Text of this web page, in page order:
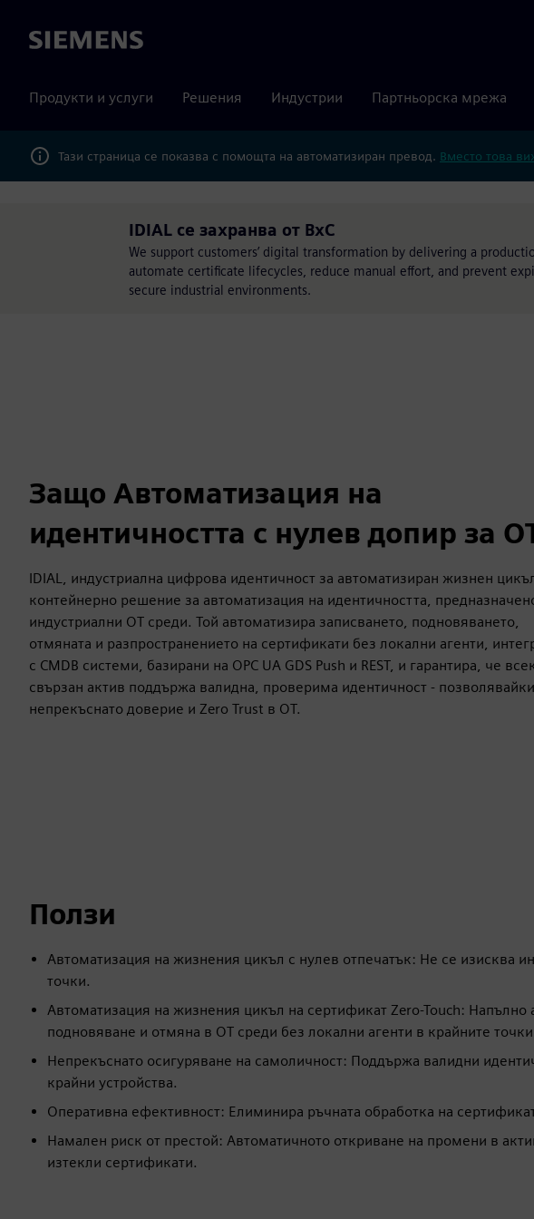
Siemens
Продукти и услуги Решения Индустрии Партньорска мрежа
Тази страница се показва с помощта на автоматизиран превод. Вместо това
IDIAL се захранва от BxC
We support customers’ digital transformation by delivering a
automate certificate lifecycles, reduce manual effort, and prevent
secure industrial environments.
Защо Автоматизация на
идентичността с нулев допир за
IDIAL, индустриална цифрова идентичност за автоматизиран жизнен
контейнерно решение за автоматизация на идентичността,
индустриални OT среди. Той автоматизира записването, подновяването,
отмяната и разпространението на сертификати без локални агенти,
с CMDB системи, базирани на OPC UA GDS Push и REST, и гарантира, че
свързан актив поддържа валидна, проверима идентичност - позволявайки
непрекъснато доверие и Zero Trust в OT.
Ползи
Автоматизация на жизнения цикъл с нулев отпечатък: Не се изисква
точки.
Автоматизация на жизнения цикъл на сертификат Zero-Touch: Напълно
подновяване и отмяна в OT среди без локални агенти в крайните точки
Непрекъснато осигуряване на самоличност: Поддържа валидни
крайни устройства.
Оперативна ефективност: Елиминира ръчната обработка на
Намален риск от престой: Автоматичното откриване на промени в
изтекли сертификати.